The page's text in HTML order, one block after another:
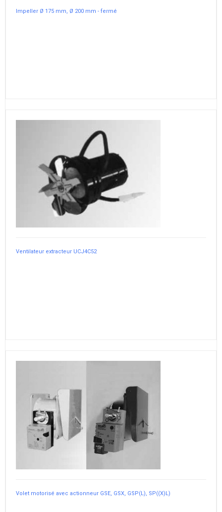
Impeller Ø 175 mm, Ø 200 mm - fermé
Ventilateur extracteur UCJ4C52
Volet motorisé avec actionneur GSE, GSX, GSP(L), SP((X)L)